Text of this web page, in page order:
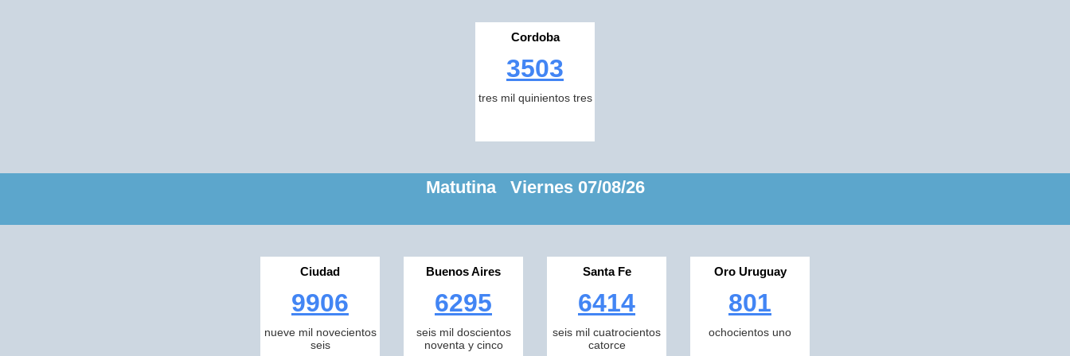
Cordoba
3503
tres mil quinientos tres
Matutina Viernes 07/08/26
Ciudad
9906
nueve mil novecientos
seis
Buenos Aires
6295
seis mil doscientos
noventa y cinco
Santa Fe
6414
seis mil cuatrocientos
catorce
Oro Uruguay
801
ochocientos uno